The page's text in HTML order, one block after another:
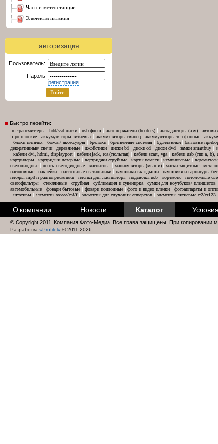
часы и метеостанции
элементы питания
авторизация
Пользователь:
Пароль
регистрация
Быстро перейти:
fm-трансмиттеры | hdd/ssd-диски | usb-флеш | авто-держатели (holders) | автоадаптеры (азу) |
li-po плоские | аккумуляторы литиевые | аккумуляторы свинец | аккумуляторы телефонные |
| блоки питания | боксы/ аксессуары | брелоки | бритвенные системы | будильники | бытовые
декоративные/ свечи | деревянные | джойстики | диски bd | диски cd | диски dvd | замки smartbuy |
| кабели dvi, hdmi, displayport | кабели jack, rca (тюльпан) | кабели scart, vga | кабели usb (тип a, b),
картридеры | картриджи лазерные | картриджи струйные | карты памяти | кемпинговые |
светодиодные | ленты светодиодные | магнитные | манипуляторы (мыши) | маски защитные |
наголовные | наклейки | настольные светильники | наушники вкладыши | наушники и гарнитуры
плееры mp3 и радиоприёмники | пленка для ламинатора | подсветка usb | портмоне | потолочные
светофильтры | стеклянные | струйная | сублимация и сувенирка | сумки для ноутбуков/ планшетов
автомобильные | фонари бытовые | фонари подводные | фото и видео пленки | фотоаппараты и
| штативы | элементы aa/aaa/c/d/f| элементы для слуховых аппаратов | элементы литиевые cr2/cr123
О компании Новости Каталог
© Copyright 2011. Компания Фото-Медиа. Все права защищены. При копировании
Разработка «Profitel» © 2011-2026